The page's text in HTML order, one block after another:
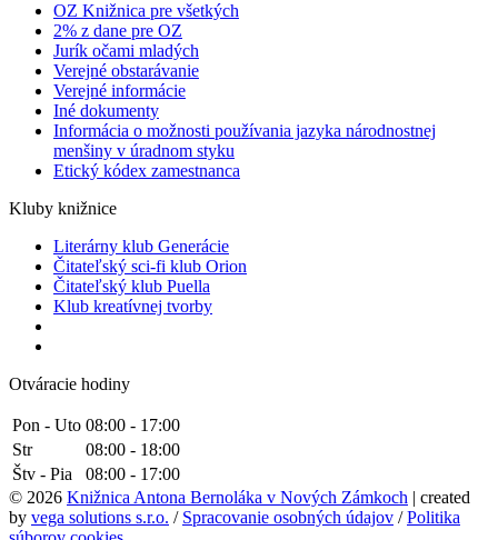
OZ Knižnica pre všetkých
2% z dane pre OZ
Jurík očami mladých
Verejné obstarávanie
Verejné informácie
Iné dokumenty
Informácia o možnosti používania jazyka národnostnej
menšiny v úradnom styku
Etický kódex zamestnanca
Kluby knižnice
Literárny klub Generácie
Čitateľský sci-fi klub Orion
Čitateľský klub Puella
Klub kreatívnej tvorby
Otváracie hodiny
Pon - Uto 08:00 - 17:00
Str
08:00 - 18:00
Štv - Pia
08:00 - 17:00
© 2026 Knižnica Antona Bernoláka v Nových Zámkoch | created
by vega solutions s.r.o. / Spracovanie osobných údajov /Politika